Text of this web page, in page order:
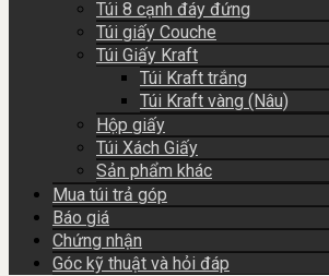
Túi 8 cạnh đáy đứng
Túi giấy Couche
Túi Giấy Kraft
Túi Kraft trắng
Túi Kraft vàng (Nâu)
Hộp giấy
Túi Xách Giấy
Sản phẩm khác
Mua túi trả góp
Báo giá
Chứng nhận
Góc kỹ thuật và hỏi đáp